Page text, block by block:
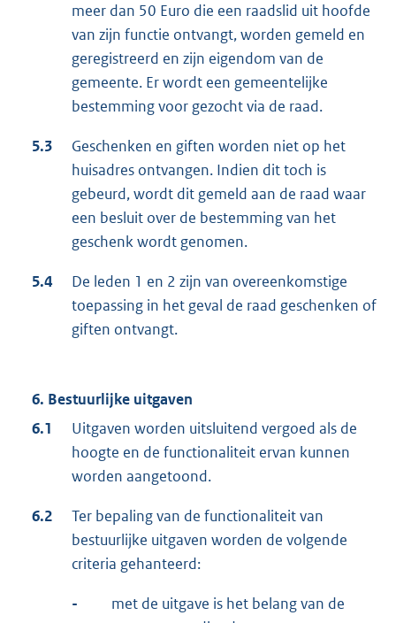
meer dan 50 Euro die een raadslid uit hoofde
van zijn functie ontvangt, worden gemeld en
geregistreerd en zijn eigendom van de
gemeente. Er wordt een gemeentelijke
bestemming voor gezocht via de raad.
5.3
Geschenken en giften worden niet op het
huisadres ontvangen. Indien dit toch is
gebeurd, wordt dit gemeld aan de raad waar
een besluit over de bestemming van het
geschenk wordt genomen.
5.4
De leden 1 en 2 zijn van overeenkomstige
toepassing in het geval de raad geschenken of
giften ontvangt.
6. Bestuurlijke uitgaven
6.1
Uitgaven worden uitsluitend vergoed als de
hoogte en de functionaliteit ervan kunnen
worden aangetoond.
6.2
Ter bepaling van de functionaliteit van
bestuurlijke uitgaven worden de volgende
criteria gehanteerd:
-
met de uitgave is het belang van de